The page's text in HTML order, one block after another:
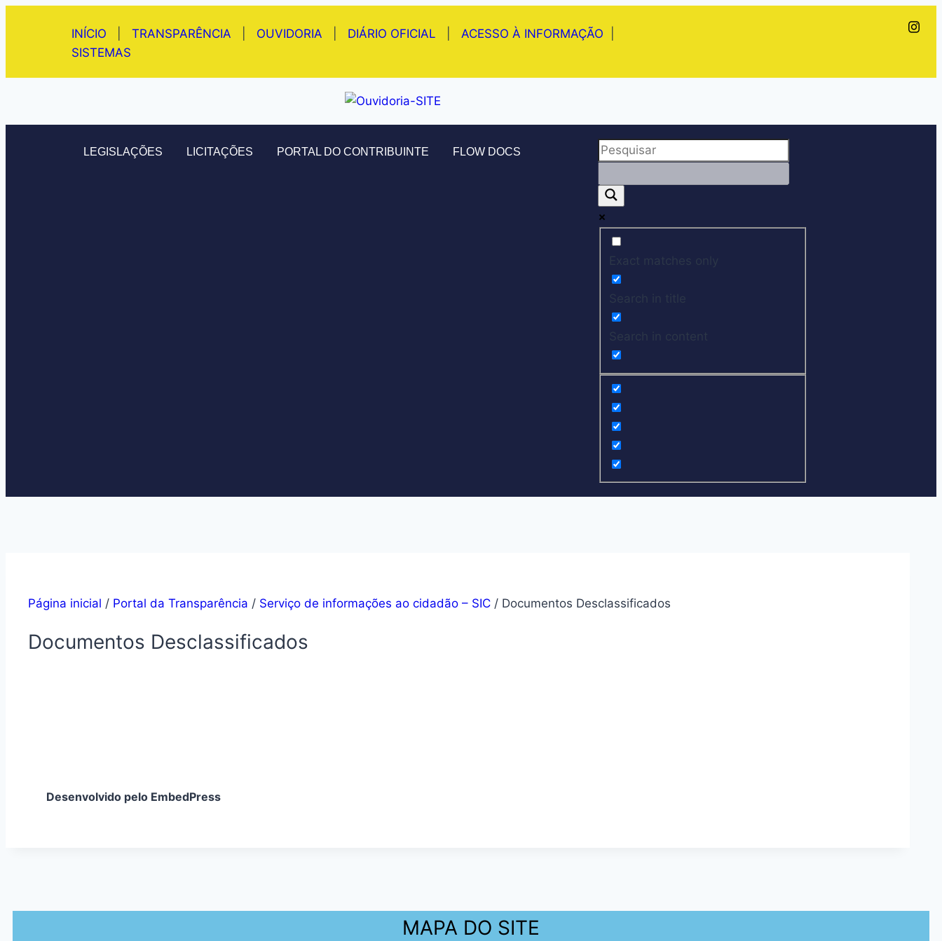
INÍCIO TRANSPARÊNCIA OUVIDORIA DIÁRIO OFICIAL ACESSO À INFORMAÇÃO
SISTEMAS
LEGISLAÇÕES LICITAÇÕES PORTAL DO CONTRIBUINTE FLOW DOCS
Exact matches only
Search in title
Search in content
Página inicial / Portal da Transparência / Serviço de informações ao cidadão – SIC / Documentos Desclassificados
Documentos Desclassificados
Desenvolvido pelo EmbedPress
MAPA DO SITE